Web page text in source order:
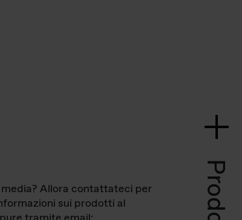
Allora contattateci per
sui prodotti al